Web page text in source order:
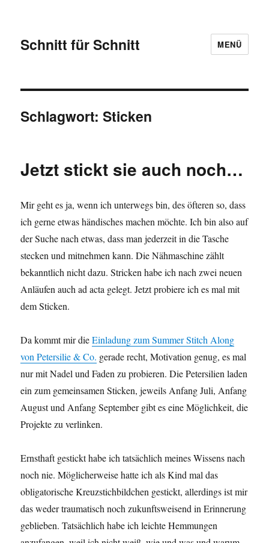
Schnitt für Schnitt MENÜ
Schlagwort:Sticken
Jetzt stickt sie auch noch…
Mir geht es ja, wenn ich unterwegs bin, des öfteren so, dass
ich gerne etwas händisches machen möchte. Ich bin also auf
der Suche nach etwas, dass man jederzeit in die Tasche
stecken und mitnehmen kann. Die Nähmaschine zählt
bekanntlich nicht dazu. Stricken habe ich nach zwei neuen
Anläufen auch ad acta gelegt. Jetzt probiere ich es mal mit
dem Sticken.
Da kommt mir dieEinladung zum Summer Stitch Along
von Petersilie & Co. gerade recht, Motivation genug, es mal
nur mit Nadel und Faden zu probieren. Die Petersilien laden
ein zum gemeinsamen Sticken, jeweils Anfang Juli, Anfang
August und Anfang September gibt es eine Möglichkeit, die
Projekte zu verlinken.
Ernsthaft gestickt habe ich tatsächlich meines Wissens nach
noch nie. Möglicherweise hatte ich als Kind mal das
obligatorische Kreuzstichbildchen gestickt, allerdings ist mir
das weder traumatisch noch zukunftsweisend in Erinnerung
geblieben. Tatsächlich habe ich leichte Hemmungen